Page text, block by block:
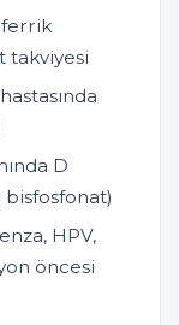
ferrik
takviyesi
D
HPV,
öncesi